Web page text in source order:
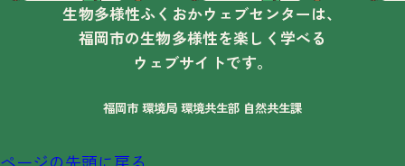
生物多様性ふくおかウェブセンターは、
福岡市の生物多様性を楽しく学べる
ウェブサイトです。
福岡市 環境局 環境共生部 自然共生課